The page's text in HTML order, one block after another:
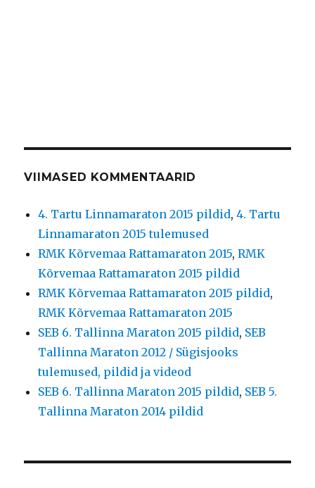
VIIMASED KOMMENTAARID
4. Tartu Linnamaraton 2015 pildid,4. Tartu
Linnamaraton 2015 tulemused
RMK Kõrvemaa Rattamaraton 2015,RMK
Kõrvemaa Rattamaraton 2015 pildid
RMK Kõrvemaa Rattamaraton 2015 pildid,
RMK Kõrvemaa Rattamaraton 2015
SEB 6. Tallinna Maraton 2015 pildid, SEB
Tallinna Maraton 2012 / Sügisjooks
tulemused, pildid ja videod
SEB 6. Tallinna Maraton 2015 pildid, SEB 5.
Tallinna Maraton 2014 pildid